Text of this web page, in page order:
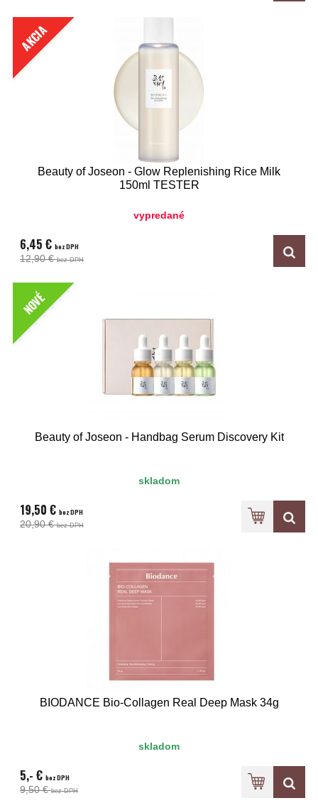
AKCIA
Beauty of Joseon - Glow Replenishing Rice Milk
150ml TESTER
vypredané
6,45 € bez DPH
12,90 €bez DPH
NOVÉ
Beauty of Joseon - Handbag Serum Discovery Kit
skladom
19,50 € bez DPH
20,90 €bez DPH
BIODANCE Bio-Collagen Real Deep Mask 34g
skladom
5,- € bez DPH
9,50 €bez DPH